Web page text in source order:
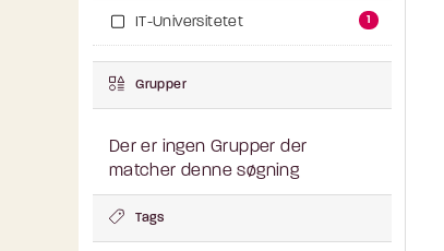
IT-Universitetet 1
Grupper
Der er ingen Grupper der
matcher denne søgning
Tags